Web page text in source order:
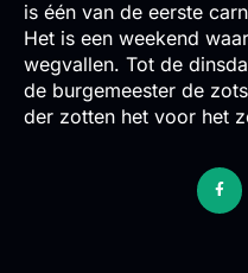
is één van de eerste
Het is een weekend
wegvallen. Tot de
de burgemeester de
der zotten het voor het